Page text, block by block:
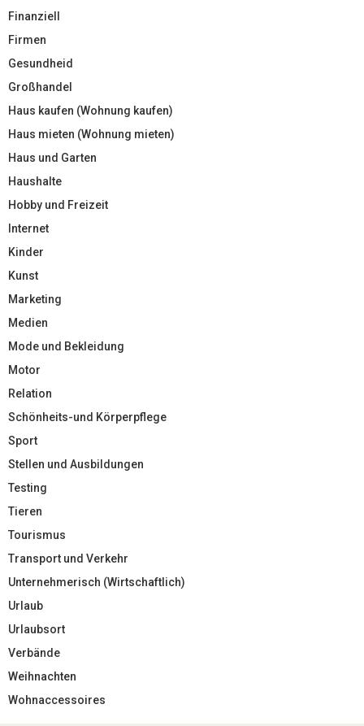
Finanziell
Firmen
Gesundheid
Großhandel
Haus kaufen (Wohnung kaufen)
Haus mieten (Wohnung mieten)
Haus und Garten
Haushalte
Hobby und Freizeit
Internet
Kinder
Kunst
Marketing
Medien
Mode und Bekleidung
Motor
Relation
Schönheits-und Körperpflege
Sport
Stellen und Ausbildungen
Testing
Tieren
Tourismus
Transport und Verkehr
Unternehmerisch (Wirtschaftlich)
Urlaub
Urlaubsort
Verbände
Weihnachten
Wohnaccessoires